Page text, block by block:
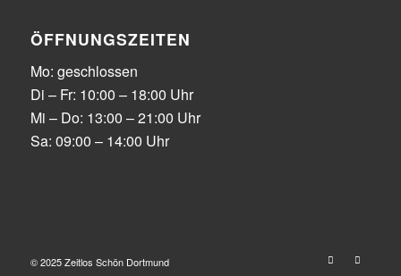
ÖFFNUNGSZEITEN
Mo: geschlossen
Di – Fr: 10:00 – 18:00 Uhr
Mi – Do: 13:00 – 21:00 Uhr
Sa: 09:00 – 14:00 Uhr
© 2025 Zeitlos Schön Dortmund